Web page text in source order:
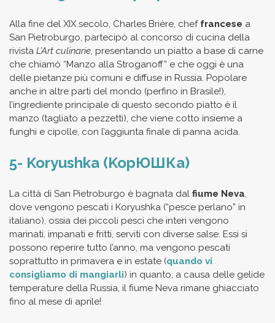
Alla fine del XIX secolo, Charles Brière, chef francese a
San Pietroburgo, partecipò al concorso di cucina della
rivista L’Art culinarie, presentando un piatto a base di carne
che chiamò “Manzo alla Stroganoff” e che oggi è una
delle pietanze più comuni e diffuse in Russia. Popolare
anche in altre parti del mondo (perfino in Brasile!),
l’ingrediente principale di questo secondo piatto è il
manzo (tagliato a pezzetti), che viene cotto insieme a
funghi e cipolle, con l’aggiunta finale di panna acida.
5- Koryushka (KopЮШКa)
La città di San Pietroburgo è bagnata dal fiume Neva,
dove vengono pescati i Koryushka (“pesce perlano” in
italiano), ossia dei piccoli pesci che interi vengono
marinati, impanati e fritti, serviti con diverse salse. Essi si
possono reperire tutto l’anno, ma vengono pescati
soprattutto in primavera e in estate (quando vi
consigliamo di mangiarli) in quanto, a causa delle gelide
temperature della Russia, il fiume Neva rimane ghiacciato
fino al mese di aprile!